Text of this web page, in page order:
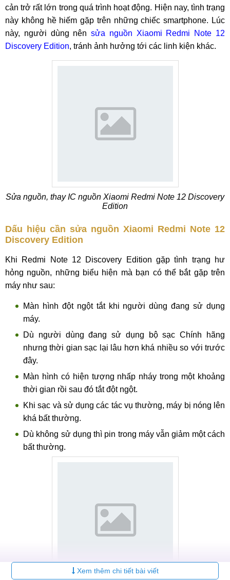
cản trở rất lớn trong quá trình hoạt động. Hiện nay, tình trạng
này không hề hiếm gặp trên những chiếc smartphone. Lúc
này, người dùng nênsửa nguồn Xiaomi Redmi Note 12
Discovery Edition, tránh ảnh hưởng tới các linh kiện khác.
Sửa nguồn, thay IC nguồn Xiaomi Redmi Note 12 Discovery
Edition
Dấu hiệu cần sửa nguồn Xiaomi Redmi Note 12
Discovery Edition
Khi Redmi Note 12 Discovery Edition gặp tình trạng hư
hỏng nguồn, những biểu hiện mà bạn có thể bắt gặp trên
máy như sau:
Màn hình đột ngột tắt khi người dùng đang sử dụng
máy.
Dù người dùng đang sử dụng bộ sạc Chính hãng
nhưng thời gian sạc lại lâu hơn khá nhiều so với trước
đây.
Màn hình có hiện tượng nhấp nháy trong một khoảng
thời gian rồi sau đó tắt đột ngột.
Khi sạc và sử dụng các tác vụ thường, máy bị nóng lên
khá bất thường.
Dù không sử dụng thì pin trong máy vẫn giảm một cách
bất thường.
Xem thêm chi tiết bài viết